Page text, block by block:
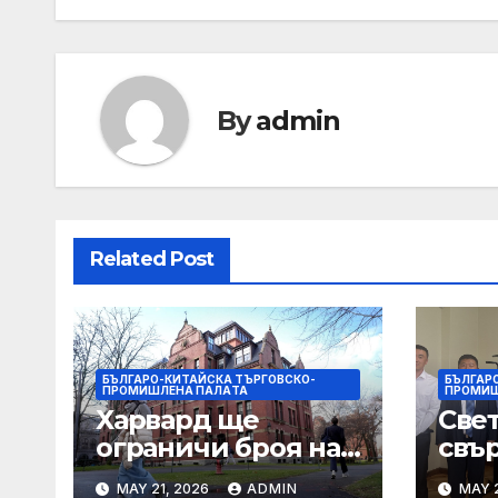
Byadmin
Related Post
БЪЛГАРО-КИТАЙСКА ТЪРГОВСКО-
ПРОМИШЛЕНА ПАЛAТА
Харвард ще
ограничи броя на
A-класите,
MAY 21, 2026 ADMIN MAY